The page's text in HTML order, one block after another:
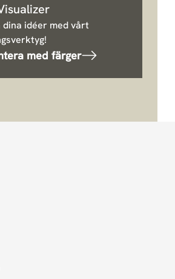
idéer med vårt
med färger